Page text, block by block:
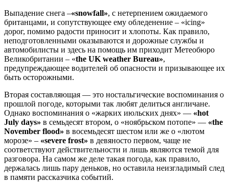
Выпадение снега –«snowfall», с нетерпением ожидаемого
британцами, и сопутствующее ему обледенение – «icing»
дорог, помимо радости приносит и хлопоты. Как правило,
неподготовленными оказываются и дорожные службы и
автомобилисты и здесь на помощь им приходит Метеобюро
Великобритании – «the UK weather Bureau»,
предупреждающее водителей об опасности и призывающее их
быть осторожными.
Вторая составляющая — это ностальгические воспоминания о
прошлой погоде, которыми так любят делиться англичане.
Однако воспоминания о «жарких июльских днях» — «hot
July days» в семьдесят втором, о «ноябрьском потопе» — «the
November flood» в восемьдесят шестом или же о «лютом
морозе» – «severe frost» в девяносто первом, чаще не
соответствуют действительности и лишь являются темой для
разговора. На самом же деле такая погода, как правило,
держалась лишь пару деньков, но оставила неизгладимый след
в памяти рассказчика событий.